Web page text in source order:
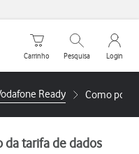
Carrinho de compras
Carrinho
Pesquisar
Pesquisa
My
Login
Ready Como
da tarifa de dados